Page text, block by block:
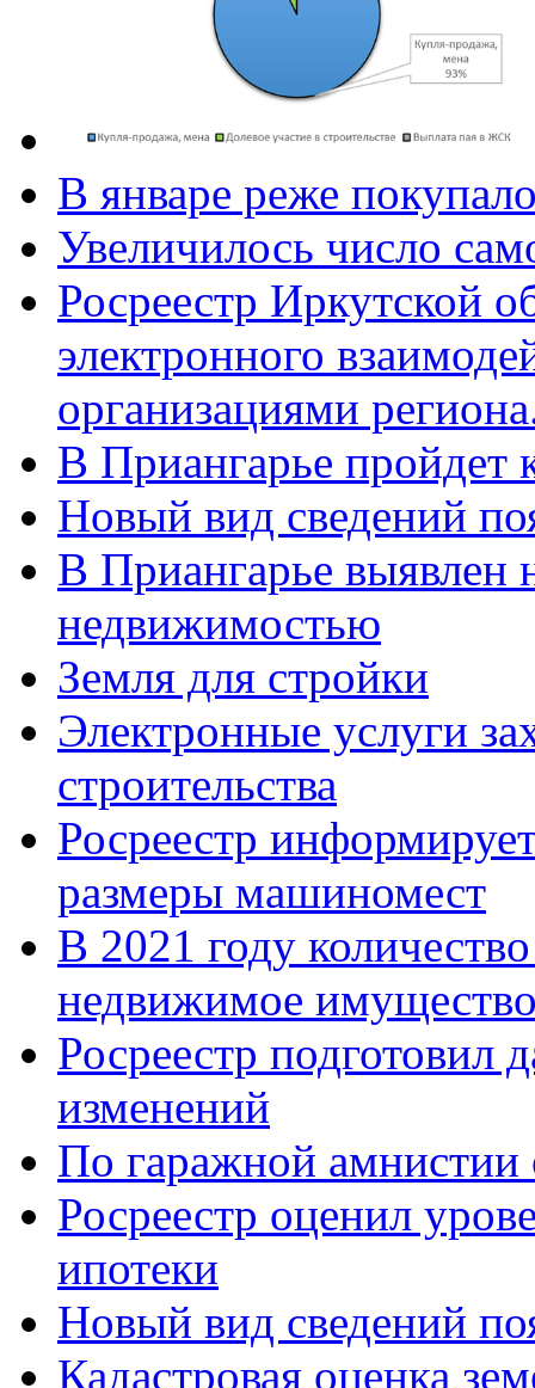
В январе реже
Увеличилось число
Росреестр Иркутской
электронного
организациями
В Приангарье пройдет
Новый вид сведений
В Приангарье выявлен
недвижимостью
Земля для стройки
Электронные услуги
строительства
Росреестр
размеры машиномест
В 2021 году
недвижимое
Росреестр подготовил
изменений
По гаражной амнистии
Росреестр оценил
ипотеки
Новый вид сведений
Кадастровая оценка